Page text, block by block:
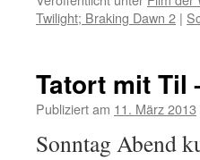
Twilight; Braking Dawn 2 |
Tatort mit Til
Publiziert am 11. März 2013
Sonntag Abend